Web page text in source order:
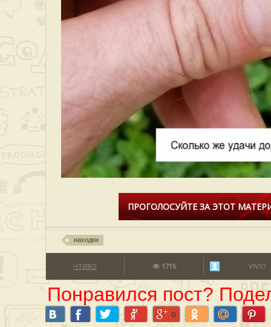
ПРОГОЛОСУЙТЕ ЗА ЭТОТ
находки
ЧТИВО 1716 VIVIO
Понравился пост?
0